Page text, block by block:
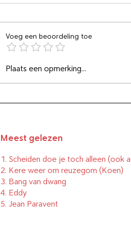
Voeg een beoordeling toe
Plaats een opmerking...
Meest gelezen
1. Scheiden doe je toch alleen (ook
2. Kere weer om reuzegom (Koen)
3. Bang van dwang
4. Eddy
5. Jean Paravent